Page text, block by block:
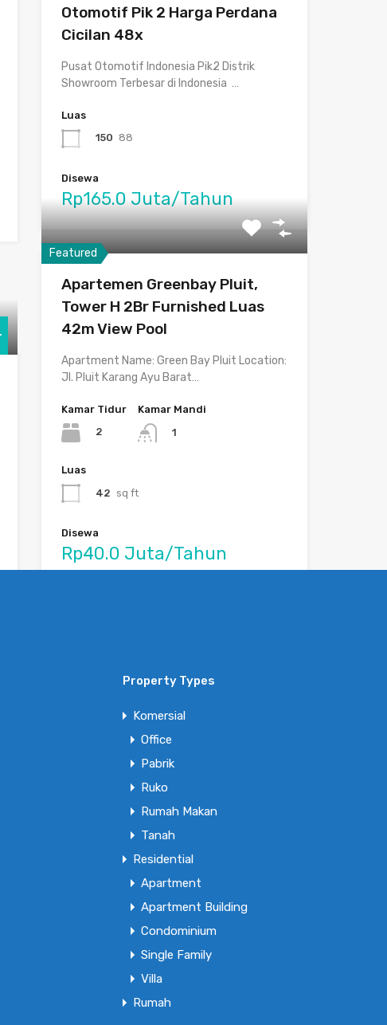
Otomotif Pik 2 Harga Perdana
Cicilan 48x
Pusat Otomotif Indonesia Pik2 Distrik
Showroom Terbesar di Indonesia …
Luas
150 88
Disewa
Rp165.0 Juta/Tahun
Featured
Apartemen Greenbay Pluit,
Tower H 2Br Furnished Luas
42m View Pool
Apartment Name: Green Bay Pluit Location:
Jl. Pluit Karang Ayu Barat…
Kamar Tidur
2
Kamar Mandi
1
Luas
42 sq ft
Disewa
Rp40.0 Juta/Tahun
Property Types
Komersial
Office
Pabrik
Ruko
Rumah Makan
Tanah
Residential
Apartment
Apartment Building
Condominium
Single Family
Villa
Rumah